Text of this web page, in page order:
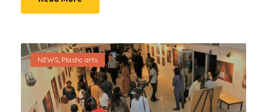
NEWS, Plastic arts